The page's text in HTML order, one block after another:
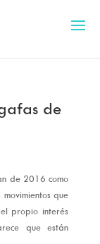
de
de 2016 como
que
propio interés
que están